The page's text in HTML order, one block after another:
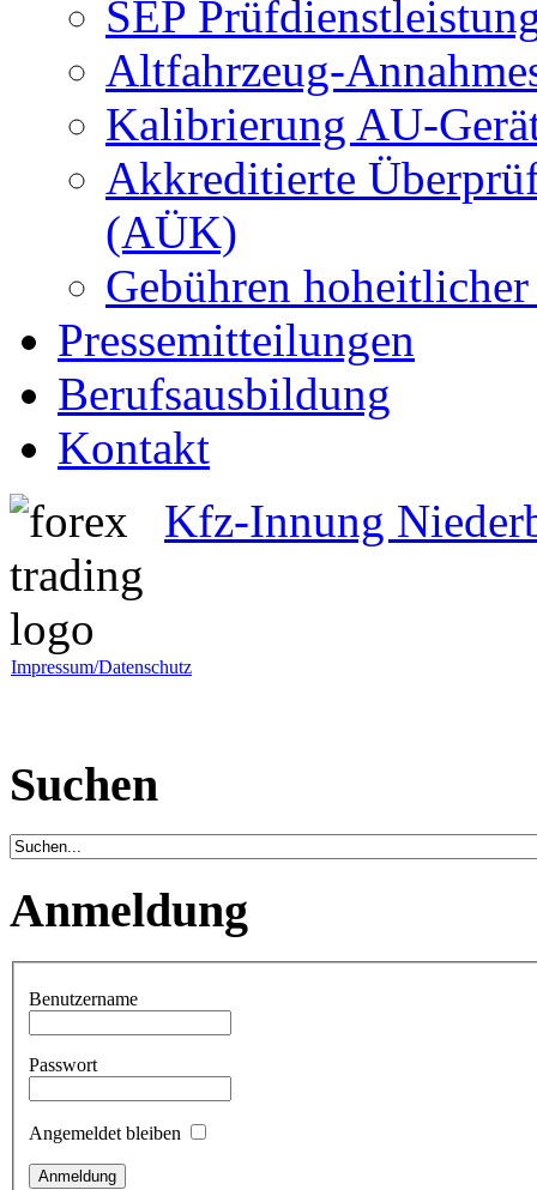
SEP
Altfahrzeug-
Kalibrierung AU-
Akkreditierte
(AÜK)
Gebühren
Pressemitteilungen
Berufsausbildung
Kontakt
Kfz-Innung
Impressum/Datenschutz
Suchen
Anmeldung
Benutzername
Passwort
Angemeldet bleiben